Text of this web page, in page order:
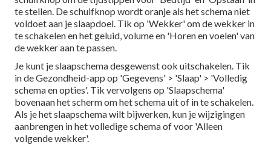
te stellen. De schuifknop wordt oranje als het schema niet
voldoet aan je slaapdoel. Tik op 'Wekker' om de wekker in
te schakelen en het geluid, volume en 'Horen en voelen' van
de wekker aan te passen.
Je kunt je slaapschema desgewenst ook uitschakelen. Tik
in de Gezondheid-app op 'Gegevens' > 'Slaap' > 'Volledig
schema en opties'. Tik vervolgens op 'Slaapschema'
bovenaan het scherm om het schema uit of in te schakelen.
Als je het slaapschema wilt bijwerken, kun je wijzigingen
aanbrengen in het volledige schema of voor 'Alleen
volgende wekker'.